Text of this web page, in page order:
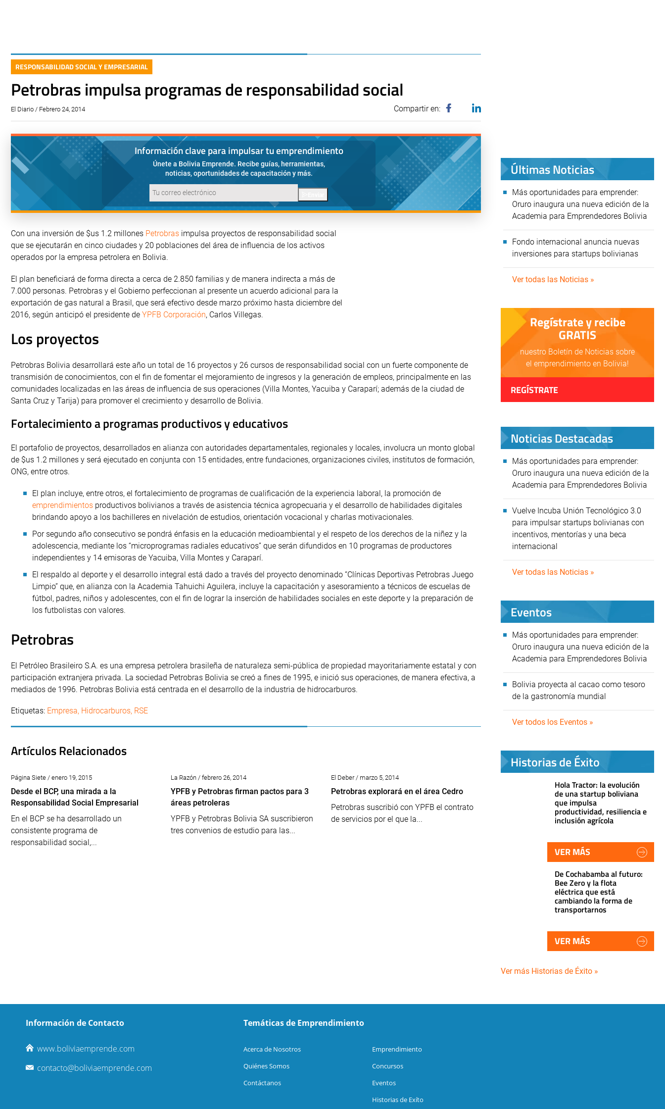
RESPONSABILIDAD SOCIAL Y EMPRESARIAL
Petrobras impulsa programas de responsabilidad social
El Diario / Febrero 24, 2014 Compartir en:
Información clave para impulsar tu emprendimiento
Únete a Bolivia Emprende. Recibe guías, herramientas,
noticias, oportunidades de capacitación y más.
Con una inversión de $us 1.2 millones Petrobras impulsa proyectos de responsabilidad social
que se ejecutarán en cinco ciudades y 20 poblaciones del área de influencia de los activos
operados por la empresa petrolera en Bolivia.
El plan beneficiará de forma directa a cerca de 2.850 familias y de manera indirecta a más de
7.000 personas. Petrobras y el Gobierno perfeccionan al presente un acuerdo adicional para la
exportación de gas natural a Brasil, que será efectivo desde marzo próximo hasta diciembre del
2016, según anticipó el presidente de YPFB Corporación, Carlos Villegas.
Los proyectos
Petrobras Bolivia desarrollará este año un total de 16 proyectos y 26 cursos de responsabilidad social con un fuerte componente de
transmisión de conocimientos, con el fin de fomentar el mejoramiento de ingresos y la generación de empleos, principalmente en las
comunidades localizadas en las áreas de influencia de sus operaciones (Villa Montes, Yacuiba y Caraparí; además de la ciudad de
Santa Cruz y Tarija) para promover el crecimiento y desarrollo de Bolivia.
Fortalecimiento a programas productivos y educativos
El portafolio de proyectos, desarrollados en alianza con autoridades departamentales, regionales y locales, involucra un monto global
de $us 1.2 millones y será ejecutado en conjunta con 15 entidades, entre fundaciones, organizaciones civiles, institutos de formación,
ONG, entre otros.
El plan incluye, entre otros, el fortalecimiento de programas de cualificación de la experiencia laboral, la promoción de
emprendimientos productivos bolivianos a través de asistencia técnica agropecuaria y el desarrollo de habilidades digitales
brindando apoyo a los bachilleres en nivelación de estudios, orientación vocacional y charlas motivacionales.
Por segundo año consecutivo se pondrá énfasis en la educación medioambiental y el respeto de los derechos de la niñez y la
adolescencia, mediante los “microprogramas radiales educativos” que serán difundidos en 10 programas de productores
independientes y 14 emisoras de Yacuiba, Villa Montes y Caraparí.
El respaldo al deporte y el desarrollo integral está dado a través del proyecto denominado “Clínicas Deportivas Petrobras Juego
Limpio” que, en alianza con la Academia Tahuichi Aguilera, incluye la capacitación y asesoramiento a técnicos de escuelas de
fútbol, padres, niños y adolescentes, con el fin de lograr la inserción de habilidades sociales en este deporte y la preparación de
los futbolistas con valores.
Petrobras
El Petróleo Brasileiro S.A. es una empresa petrolera brasileña de naturaleza semi-pública de propiedad mayoritariamente estatal y con
participación extranjera privada. La sociedad Petrobras Bolivia se creó a fines de 1995, e inició sus operaciones, de manera efectiva, a
mediados de 1996. Petrobras Bolivia está centrada en el desarrollo de la industria de hidrocarburos.
Etiquetas: Empresa, Hidrocarburos, RSE
Artículos Relacionados
Página Siete / enero 19, 2015
Desde el BCP, una mirada a la
Responsabilidad Social Empresarial
En el BCP se ha desarrollado un
consistente programa de
responsabilidad social,...
La Razón / febrero 26, 2014
YPFB y Petrobras firman pactos para 3
áreas petroleras
YPFB y Petrobras Bolivia SA suscribieron
tres convenios de estudio para las...
El Deber / marzo 5, 2014
Petrobras explorará en el área Cedro
Petrobras suscribió con YPFB el contrato
de servicios por el que la...
Últimas Noticias
Más oportunidades para emprender:
Oruro inaugura una nueva edición de la
Academia para Emprendedores Bolivia
Fondo internacional anuncia nuevas
inversiones para startups bolivianas
Ver todas las Noticias »
Regístrate y recibe
GRATIS
nuestro Boletín de Noticias sobre
el emprendimiento en Bolivia!
REGÍSTRATE
Noticias Destacadas
Más oportunidades para emprender:
Oruro inaugura una nueva edición de la
Academia para Emprendedores Bolivia
Vuelve Incuba Unión Tecnológico 3.0
para impulsar startups bolivianas con
incentivos, mentorías y una beca
internacional
Ver todas las Noticias »
Eventos
Más oportunidades para emprender:
Oruro inaugura una nueva edición de la
Academia para Emprendedores Bolivia
Bolivia proyecta al cacao como tesoro
de la gastronomía mundial
Ver todos los Eventos »
Historias de Éxito
Hola Tractor: la evolución
de una startup boliviana
que impulsa
productividad, resiliencia e
inclusión agrícola
VER MÁS
De Cochabamba al futuro:
Bee Zero y la flota
eléctrica que está
cambiando la forma de
transportarnos
VER MÁS
Ver más Historias de Éxito »
Información de Contacto
www.boliviaemprende.com
contacto@boliviaemprende.com
Temáticas de Emprendimiento
Acerca de Nosotros
Quiénes Somos
Contáctanos
Emprendimiento
Concursos
Eventos
Historias de Exíto